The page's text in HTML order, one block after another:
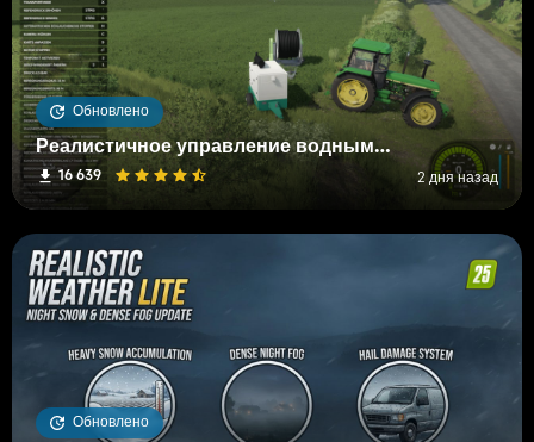
Обновлено
Реалистичное управление водными и почвенными ресурсами (RWSM)
16 639 2 дня назад
Обновлено